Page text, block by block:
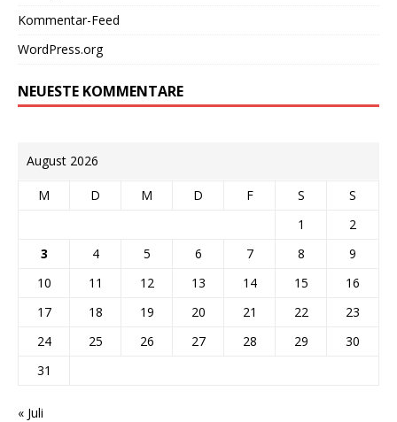
Kommentar-Feed
WordPress.org
NEUESTE KOMMENTARE
August 2026
M D M D F S
S
1
2
3
4 5 6 7 8
9
10
11 12 13 14 15
16
17
18 19 20 21 22
23
24
25 26 27 28 29
30
31
« Juli